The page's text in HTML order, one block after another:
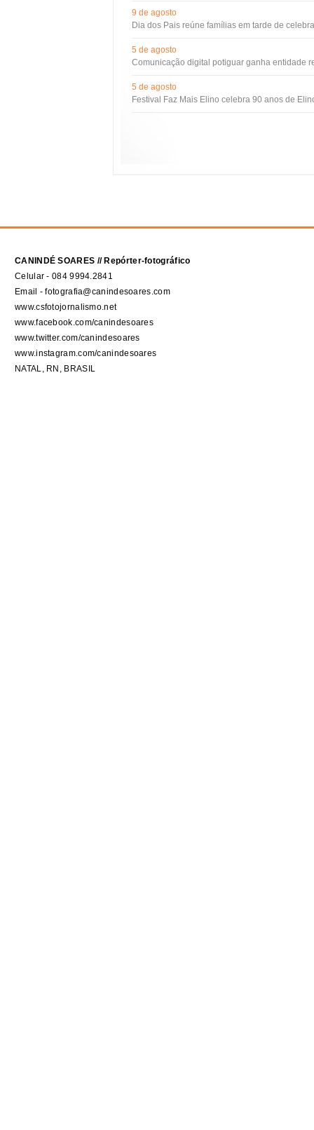
9 de agosto
Dia dos Pais reúne famílias em tarde de
5 de agosto
Comunicação digital potiguar ganha entidade
5 de agosto
Festival Faz Mais Elino celebra 90 anos de
CANINDÉ SOARES // Repórter-fotográfico
Celular - 084 9994.2841
Email - fotografia@canindesoares.com
www.csfotojornalismo.net
www.facebook.com/canindesoares
www.twitter.com/canindesoares
www.instagram.com/canindesoares
NATAL, RN, BRASIL